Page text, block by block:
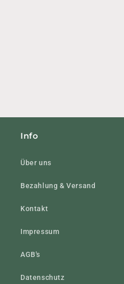
Info
Über uns
Bezahlung & Versand
Kontakt
Impressum
AGB's
Datenschutz